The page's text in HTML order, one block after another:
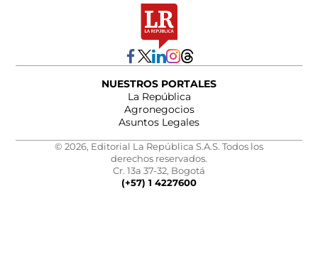
NUESTROS PORTALES
La República
Agronegocios
Asuntos Legales
© 2026, Editorial La República S.A.S. Todos los
derechos reservados.
Cr. 13a 37-32, Bogotá
(+57) 1 4227600